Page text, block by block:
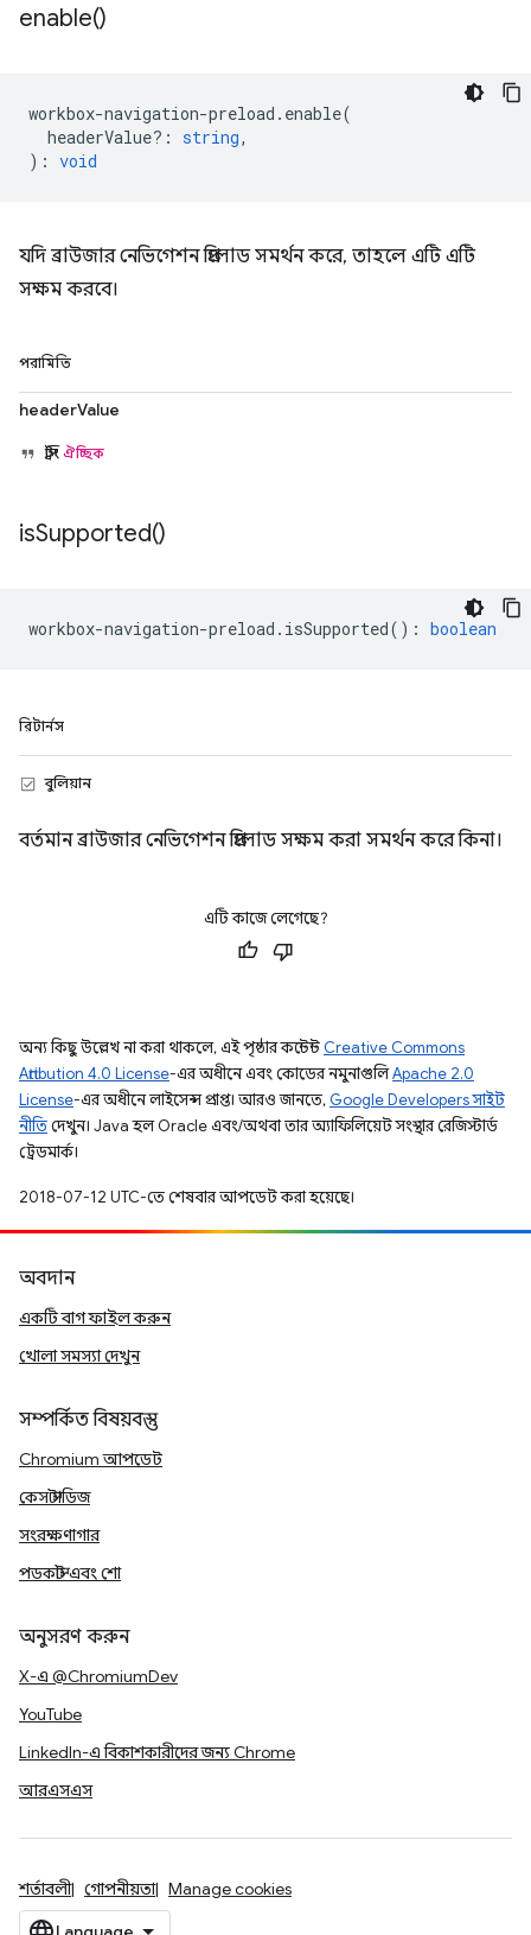
enable()
workbox-navigation-preload . enable(
headerValue? : string,
) : void
যদি ব্রাউজার নেভিগেশন প্রিলোড সমর্থন করে, তাহলে এটি এটি
সক্ষম করবে।
পরামিতি
headerValue
স্ট্রিং ঐচ্ছিক
isSupported()
workbox-navigation-preload . isSupported() : boolean
রিটার্নস
বুলিয়ান
বর্তমান ব্রাউজার নেভিগেশন প্রিলোড সক্ষম করা সমর্থন করে কিনা।
এটি কাজে লেগেছে?
অন্য কিছু উল্লেখ না করা থাকলে, এই পৃষ্ঠার কন্টেন্ট Creative Commons
Attribution 4.0 License-এর অধীনে এবং কোডের নমুনাগুলিApache 2.0
License-এর অধীনে লাইসেন্স প্রাপ্ত। আরও জানতে, Google Developers সাইট
নীতিদেখুন। Java হল Oracle এবং/অথবা তার অ্যাফিলিয়েট সংস্থার রেজিস্টার্ড
ট্রেডমার্ক।
2018-07-12 UTC-তে শেষবার আপডেট করা হয়েছে।
অবদান
একটি বাগ ফাইল করুন
খোলা সমস্যা দেখুন
সম্পর্কিত বিষয়বস্তু
Chromium আপডেট
কেস স্টাডিজ
সংরক্ষণাগার
পডকাস্ট এবং শো
অনুসরণ করুন
X-এ @ChromiumDev
YouTube
LinkedIn-এ বিকাশকারীদের জন্য Chrome
আরএসএস
শর্তাবলী গোপনীয়তা Manage cookies